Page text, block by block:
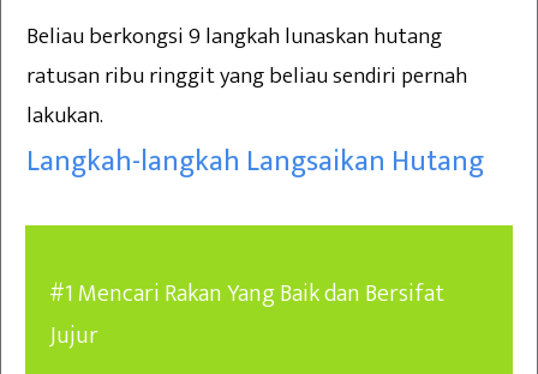
Beliau berkongsi 9 langkah lunaskan hutang
ratusan ribu ringgit yang beliau sendiri pernah
lakukan.
Langkah-langkah Langsaikan Hutang
#1 Mencari Rakan Yang Baik dan Bersifat
Jujur